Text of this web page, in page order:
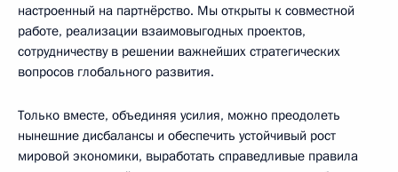
настроенный на партнёрство. Мы открыты к совместной
работе, реализации взаимовыгодных проектов,
сотрудничеству в решении важнейших стратегических
вопросов глобального развития.
Только вместе, объединяя усилия, можно преодолеть
нынешние дисбалансы и обеспечить устойчивый рост
мировой экономики, выработать справедливые правила